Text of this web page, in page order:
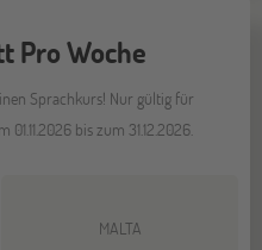
Pro Woche
Sprachkurs! Nur gültig für
01.11.2026 bis zum 31.12.2026.
MALTA